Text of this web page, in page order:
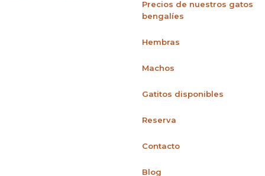
Precios de nuestros gatos
bengalíes
Hembras
Machos
Gatitos disponibles
Reserva
Contacto
Blog